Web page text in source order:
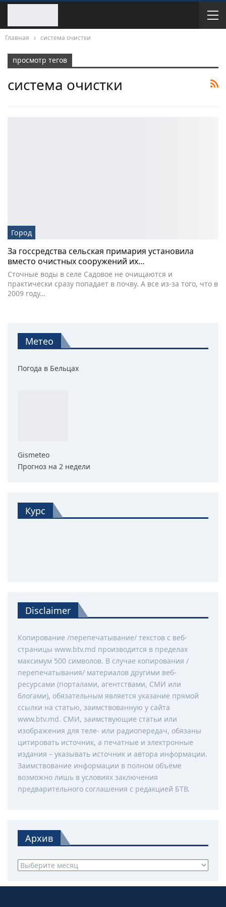
Главная система очистки
просмотр тегов
система очистки
Город
За госсредства сельская примария установила
вместо очистных сооружений их…
Сточные воды в селе Садовое не очищаются и
практически сразу попадает в почву. А все из-за того, что в
2009 году…
Метео
Погода в Бельцах
Gismeteo
Прогноз на 2 недели
Курс
Disclaimer
Копирование /перепечатывание/ текстов с веб-
страницы www.btv.md производится в пределах
максимум 500 символов. В случае копирования /
перепечатывания/ материалов другими веб-
ресурсами (порталами, агентствами, СМИ или
блогами), обязательным является указание прямой
ссылки на статью, заимствованную у сайта
www.btv.md. СМИ, заимствующие статьи или
изображения для теле- или радиопередач, обязаны
цитировать источник, а печатные и электронные
издания – указывать источник и автора информации.
Заимствование информации в полном объёме
возможно лишь в условиях заключения
предварительного соглашения с редакцией БТВ.
Архив
Архив